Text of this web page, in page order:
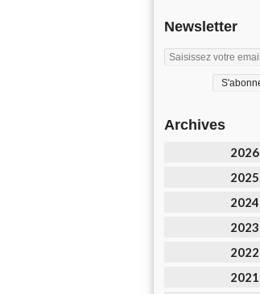
Newsletter
Archives
2026
2025
2024
2023
2022
2021